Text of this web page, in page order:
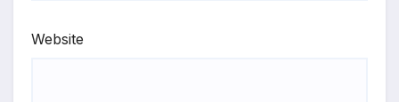
Website